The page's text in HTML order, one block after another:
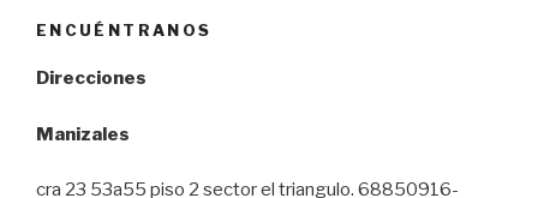
ENCUÉNTRANOS
Direcciones
Manizales
cra 23 53a55 piso 2 sector el triangulo. 68850916-